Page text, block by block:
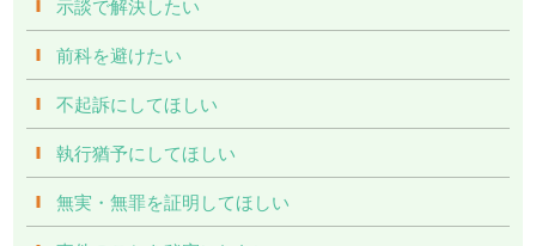
示談で解決したい
前科を避けたい
不起訴にしてほしい
執行猶予にしてほしい
無実・無罪を証明してほしい